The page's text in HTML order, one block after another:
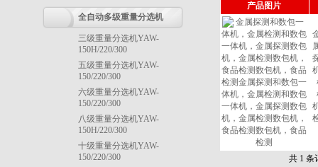
全自动多级重量分选机
三级重量分选机YAW-
150H/220/300
五级重量分选机YAW-
150/220/300
六级重量分选机YAW-
150/220/300
八级重量分选机YAW-
150H/220/300
十级重量分选机YAW-
150/220/300
产品图片
共 1